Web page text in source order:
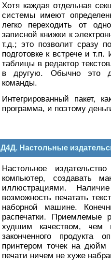
Хотя каждая отдельная
системы имеют
легко переходить от
записной книжки к
т.д.; это позволит сразу
подготовке к встрече и
таблицы в редактор
в другую. Обычно это
команды.
Интегрированный пакет,
программа, и поэтому
Д4Д. Настольные
Настольное
компьютер, создавать
иллюстрациями.
возможность печатать
наборной машине.
распечатки. Приемлемые
худшим качеством, чем
законченного продукта
принтером точек на
печати ничем не хуже